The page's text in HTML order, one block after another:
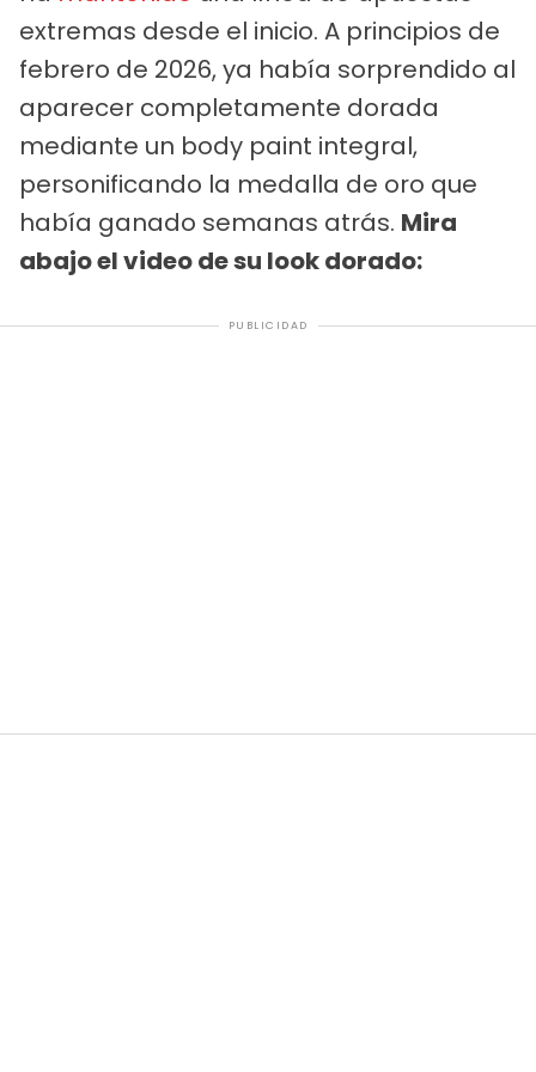
extremas desde el inicio. A principios de
febrero de 2026, ya había sorprendido al
aparecer completamente dorada
mediante un body paint integral,
personificando la medalla de oro que
había ganado semanas atrás. Mira
abajo el video de su look dorado:
PUBLICIDAD